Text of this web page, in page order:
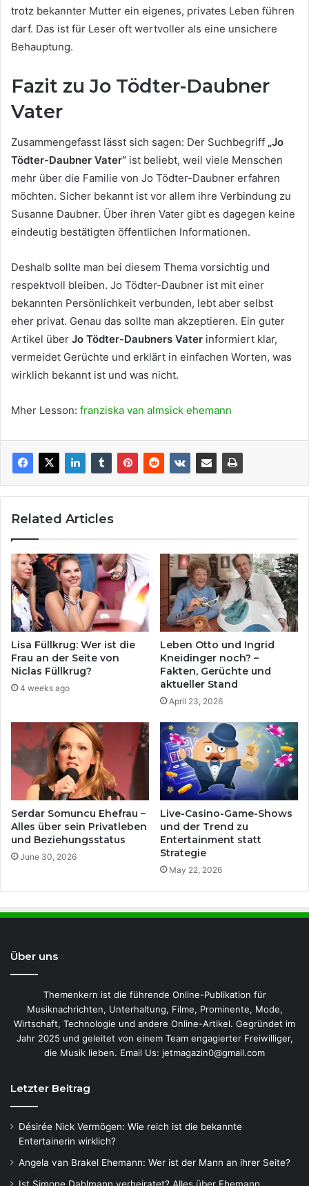
trotz bekannter Mutter ein eigenes, privates Leben führen
darf. Das ist für Leser oft wertvoller als eine unsichere
Behauptung.
Fazit zu Jo Tödter-Daubner
Vater
Zusammengefasst lässt sich sagen: Der Suchbegriff „Jo
Tödter-Daubner Vater“ ist beliebt, weil viele Menschen
mehr über die Familie von Jo Tödter-Daubner erfahren
möchten. Sicher bekannt ist vor allem ihre Verbindung zu
Susanne Daubner. Über ihren Vater gibt es dagegen keine
eindeutig bestätigten öffentlichen Informationen.
Deshalb sollte man bei diesem Thema vorsichtig und
respektvoll bleiben. Jo Tödter-Daubner ist mit einer
bekannten Persönlichkeit verbunden, lebt aber selbst
eher privat. Genau das sollte man akzeptieren. Ein guter
Artikel über Jo Tödter-Daubners Vater informiert klar,
vermeidet Gerüchte und erklärt in einfachen Worten, was
wirklich bekannt ist und was nicht.
Mher Lesson: franziska van almsick ehemann
Related Articles
Lisa Füllkrug: Wer ist die
Frau an der Seite von
Niclas Füllkrug?
4 weeks ago
Leben Otto und Ingrid
Kneidinger noch? –
Fakten, Gerüchte und
aktueller Stand
April 23, 2026
Serdar Somuncu Ehefrau –
Alles über sein Privatleben
und Beziehungsstatus
June 30, 2026
Live-Casino-Game-Shows
und der Trend zu
Entertainment statt
Strategie
May 22, 2026
Über uns
Themenkern ist die führende Online-Publikation für
Musiknachrichten, Unterhaltung, Filme, Prominente, Mode,
Wirtschaft, Technologie und andere Online-Artikel. Gegründet im
Jahr 2025 und geleitet von einem Team engagierter Freiwilliger,
die Musik lieben. Email Us: jetmagazin0@gmail.com
Letzter Beitrag
Désirée Nick Vermögen: Wie reich ist die bekannte
Entertainerin wirklich?
Angela van Brakel Ehemann: Wer ist der Mann an ihrer Seite?
Ist Simone Dahlmann verheiratet? Alles über Ehemann,